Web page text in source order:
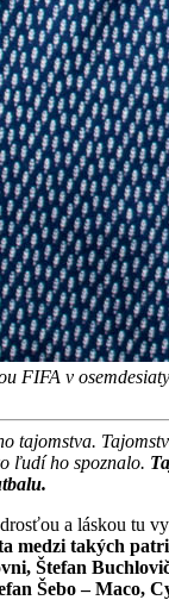
FIFA v
tajomstva.
ľudí ho spoznalo.
a láskou tu
medzi takých
Štefan
Šebo – Maco,